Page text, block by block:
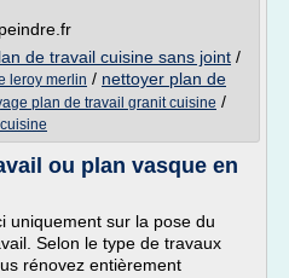
de travail cuisine sans joint /
leroy merlin / nettoyer plan de
plan de travail granit cuisine /
ou plan vasque en
uniquement sur la pose du
Selon le type de travaux
rénovez entièrement